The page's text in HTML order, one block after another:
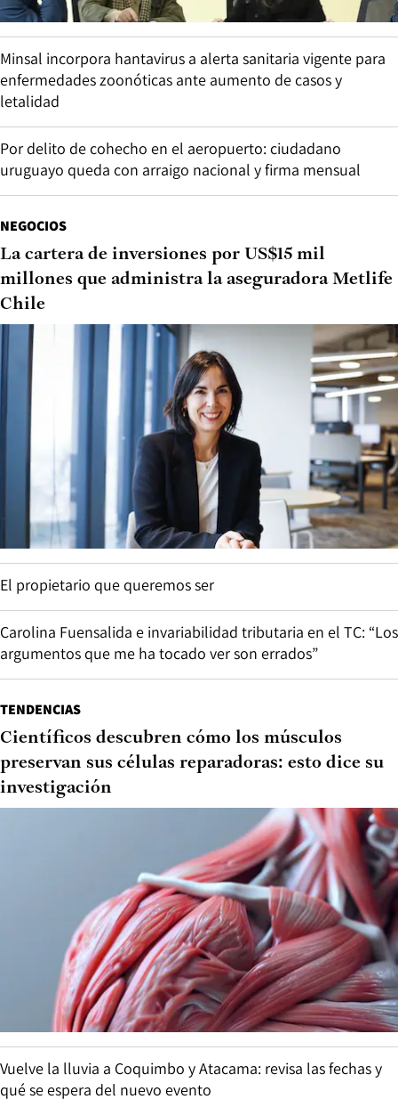
Minsal incorpora hantavirus a alerta sanitaria vigente para
enfermedades zoonóticas ante aumento de casos y
letalidad
Por delito de cohecho en el aeropuerto: ciudadano
uruguayo queda con arraigo nacional y firma mensual
NEGOCIOS
La cartera de inversiones por US$15 mil
millones que administra la aseguradora Metlife
Chile
El propietario que queremos ser
Carolina Fuensalida e invariabilidad tributaria en el TC: “Los
argumentos que me ha tocado ver son errados”
TENDENCIAS
Científicos descubren cómo los músculos
preservan sus células reparadoras: esto dice su
investigación
Vuelve la lluvia a Coquimbo y Atacama: revisa las fechas y
qué se espera del nuevo evento